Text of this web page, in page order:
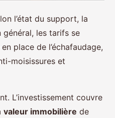
l’état du support, la
les tarifs se
place de l’échafaudage,
moisissures et
L’investissement couvre
valeur immobilière de